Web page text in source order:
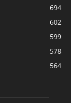
694
602
599
578
564